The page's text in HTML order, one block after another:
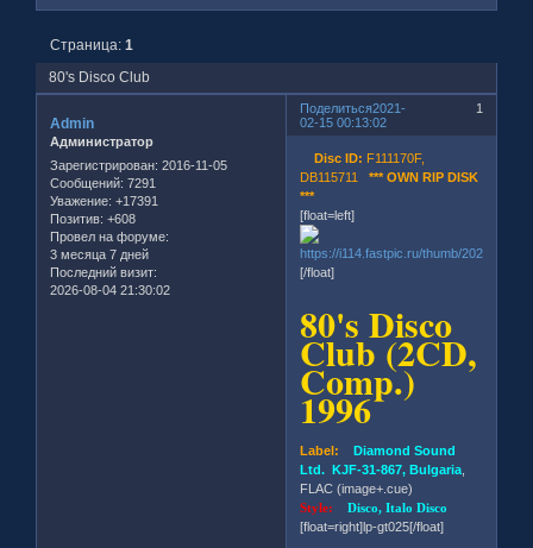
80's Disco Club
Страница:1
Поделиться 1
2021-
02-15 00:13:02
Admin
Администратор
Зарегистрирован: 2016-11-05
Сообщений: 7291
Уважение: +17391
Позитив: +608
Провел на форуме:
3 месяца 7 дней
Последний визит:
2026-08-04 21:30:02
Disc ID: F111170F,
DB115711*** OWN RIP DISK
***
[float=left]
[/float]
80's Disco
Club (2CD,
Comp.)
1996
Label: Diamond Sound
Ltd. KJF-31-867, Bulgaria
FLAC (image+.cue)
Style:Disco, Italo Disco
[float=right]lp-gt025[/float]